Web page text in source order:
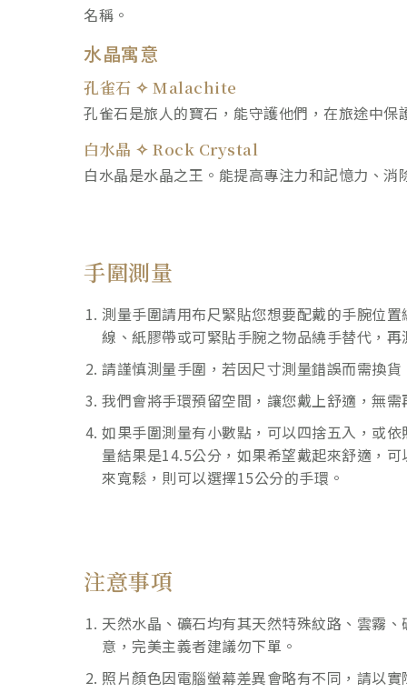
名稱。
水晶寓意
孔雀石 ✧ Malachite
孔雀石是旅人的寶石，能守護他們，在旅途中保
白水晶 ✧ Rock Crystal
白水晶是水晶之王。能提高專注力和記憶力、消
手圍測量
測量手圍請用布尺緊貼您想要配戴的手腕位
線、紙膠帶或可緊貼手腕之物品繞手替代，
請謹慎測量手圍，若因尺寸測量錯誤而需換
我們會將手環預留空間，讓您戴上舒適，無
如果手圍測量有小數點，可以四捨五入，或
量結果是14.5公分，如果希望戴起來舒適，
來寬鬆，則可以選擇15公分的手環。
注意事項
天然水晶、礦石均有其天然特殊紋路、雲霧
意，完美主義者建議勿下單。
照片顏色因電腦螢幕差異會略有不同，請以